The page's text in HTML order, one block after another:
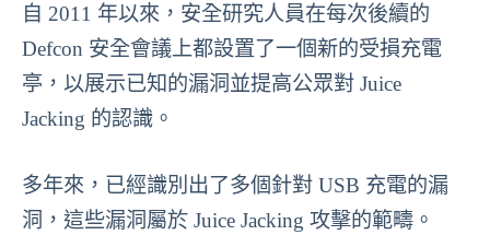
自 2011 年以來，安全研究人員在每次後續的
Defcon 安全會議上都設置了一個新的受損充電
亭，以展示已知的漏洞並提高公眾對 Juice
Jacking 的認識。
多年來，已經識別出了多個針對 USB 充電的漏
洞，這些漏洞屬於 Juice Jacking 攻擊的範疇。